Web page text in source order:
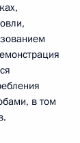
в том